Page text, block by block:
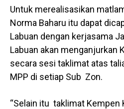
Untuk merealisasikan
Norma Baharu itu dapat
Labuan dengan kerjasama
Labuan akan menganjurkan
secara sesi taklimat atas
MPP di setiap Sub Zon.
“Selain itu taklimat Kempen